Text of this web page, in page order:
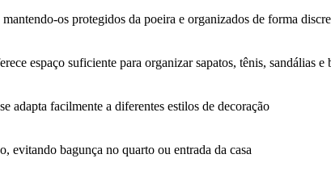
os protegidos da poeira e organizados de forma
espaço suficiente para organizar sapatos, tênis, sandálias e
adapta facilmente a diferentes estilos de decoração
evitando bagunça no quarto ou entrada da casa